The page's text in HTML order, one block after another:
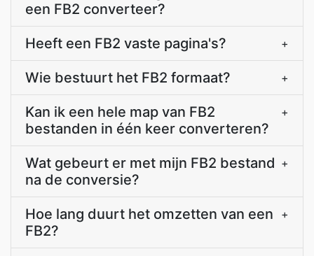
een FB2 converteer?
Heeft een FB2 vaste pagina's? +
Wie bestuurt het FB2 formaat? +
Kan ik een hele map van FB2
bestanden in één keer converteren?
+
Wat gebeurt er met mijn FB2 bestand
na de conversie?
+
Hoe lang duurt het omzetten van een
FB2?
+